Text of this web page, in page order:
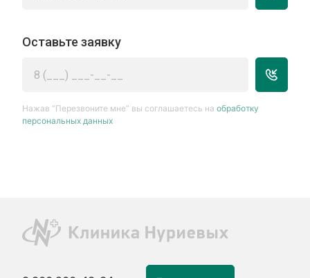
Оставьте заявку
Нажав “Перезвоните мне” вы соглашаетесь наобработку
персональных данных